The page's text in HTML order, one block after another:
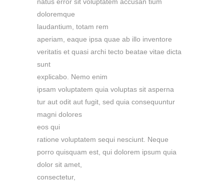
doloremque
laudantium, totam rem
aperiam, eaque ipsa quae ab illo inventore
veritatis et quasi archi tecto beatae vitae dicta
sunt
explicabo. Nemo enim
ipsam voluptatem quia voluptas sit asperna
tur aut odit aut fugit, sed quia consequuntur
magni dolores
eos qui
ratione voluptatem sequi nesciunt. Neque
porro quisquam est, qui dolorem ipsum quia
dolor sit amet,
consectetur,